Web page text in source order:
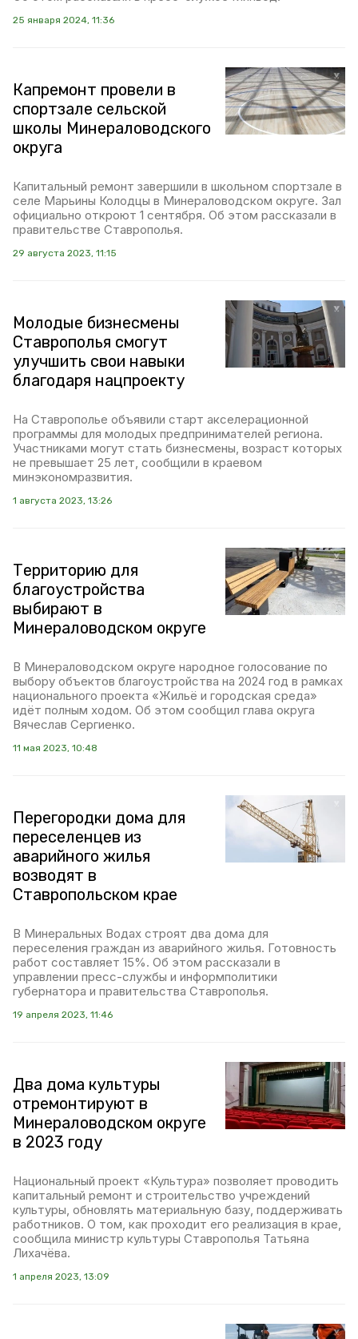
25 января 2024, 11:36
Капремонт провели в
спортзале сельской
школы Минераловодского
округа
Капитальный ремонт завершили в школьном спортзале в
селе Марьины Колодцы в Минераловодском округе. Зал
официально откроют 1 сентября. Об этом рассказали в
правительстве Ставрополья.
29 августа 2023, 11:15
Молодые бизнесмены
Ставрополья смогут
улучшить свои навыки
благодаря нацпроекту
На Ставрополье объявили старт акселерационной
программы для молодых предпринимателей региона.
Участниками могут стать бизнесмены, возраст которых
не превышает 25 лет, сообщили в краевом
минэкономразвития.
1 августа 2023, 13:26
Территорию для
благоустройства
выбирают в
Минераловодском округе
В Минераловодском округе народное голосование по
выбору объектов благоустройства на 2024 год в рамках
национального проекта «Жильё и городская среда»
идёт полным ходом. Об этом сообщил глава округа
Вячеслав Сергиенко.
11 мая 2023, 10:48
Перегородки дома для
переселенцев из
аварийного жилья
возводят в
Ставропольском крае
В Минеральных Водах строят два дома для
переселения граждан из аварийного жилья. Готовность
работ составляет 15%. Об этом рассказали в
управлении пресс-службы и информполитики
губернатора и правительства Ставрополья.
19 апреля 2023, 11:46
Два дома культуры
отремонтируют в
Минераловодском округе
в 2023 году
Национальный проект «Культура» позволяет проводить
капитальный ремонт и строительство учреждений
культуры, обновлять материальную базу, поддерживать
работников. О том, как проходит его реализация в крае,
сообщила министр культуры Ставрополья Татьяна
Лихачёва.
1 апреля 2023, 13:09